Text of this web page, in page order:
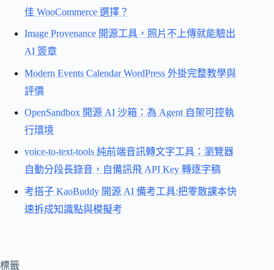
佳 WooCommerce 選擇？
Image Provenance 開源工具，照片不上傳就能驗出
AI 簽章
Modern Events Calendar WordPress 外掛完整教學與
評價
OpenSandbox 開源 AI 沙箱：為 Agent 自架可控執
行環境
voice-to-text-tools 純前端音訊轉文字工具：瀏覽器
自動分段長錄音，自備訊飛 API Key 轉逐字稿
考搭子 KaoBuddy 開源 AI 備考工具:把零散課本快
速拆成知識點與模擬考
標籤